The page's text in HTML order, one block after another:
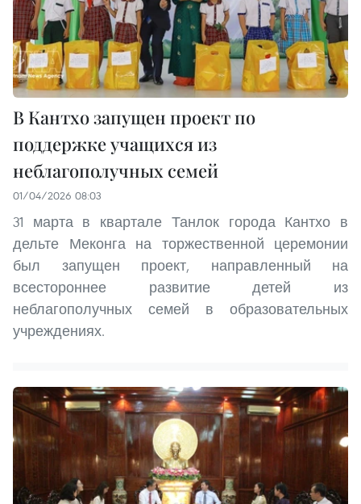
В Кантхо запущен проект по
поддержке учащихся из
неблагополучных семей
01/04/2026 08:03
31 марта в квартале Танлок города Кантхо в
дельте Меконга на торжественной церемонии
был запущен проект, направленный на
всестороннее развитие детей из
неблагополучных семей в образовательных
учреждениях.